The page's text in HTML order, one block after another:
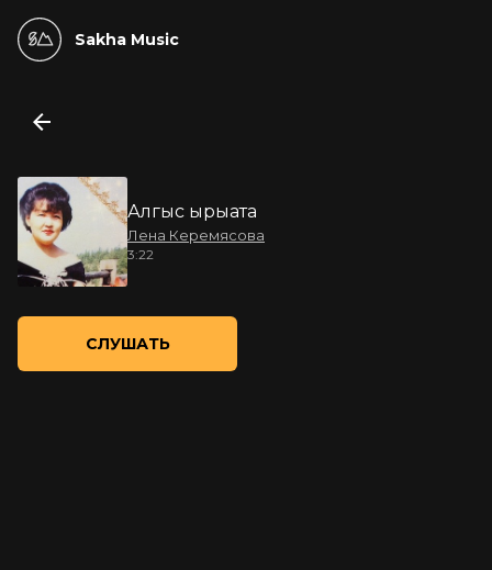
Sakha Music
Алгыс ырыата
Лена Керемясова
3:22
СЛУШАТЬ